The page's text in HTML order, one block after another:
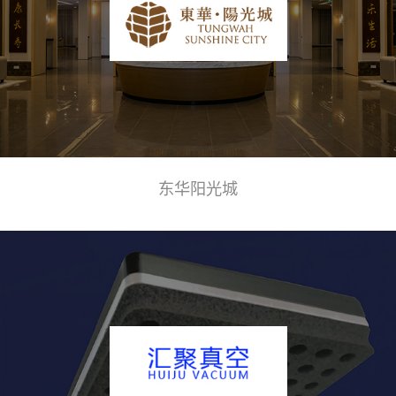
东华阳光城